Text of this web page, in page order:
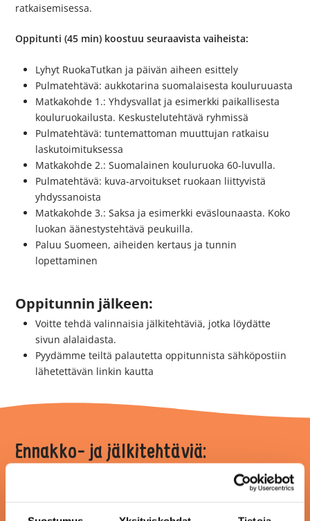
ratkaisemisessa.
Oppitunti (45 min) koostuu seuraavista vaiheista:
Lyhyt RuokaTutkan ja päivän aiheen esittely
Pulmatehtävä: aukkotarina suomalaisesta kouluruuasta
Matkakohde 1.: Yhdysvallat ja esimerkki paikallisesta
kouluruokailusta. Keskustelutehtävä ryhmissä
Pulmatehtävä: tuntemattoman muuttujan ratkaisu
laskutoimituksessa
Matkakohde 2.: Suomalainen kouluruoka 60-luvulla.
Pulmatehtävä: kuva-arvoitukset ruokaan liittyvistä
yhdyssanoista
Matkakohde 3.: Saksa ja esimerkki eväslounaasta. Koko
luokan äänestystehtävä peukuilla.
Paluu Suomeen, aiheiden kertaus ja tunnin
lopettaminen
Oppitunnin jälkeen:
Voitte tehdä valinnaisia jälkitehtäviä, jotka löydätte
sivun alalaidasta.
Pyydämme teiltä palautetta oppitunnista sähköpostiin
lähetettävän linkin kautta
Ennakko- ja jälkitehtäviä: